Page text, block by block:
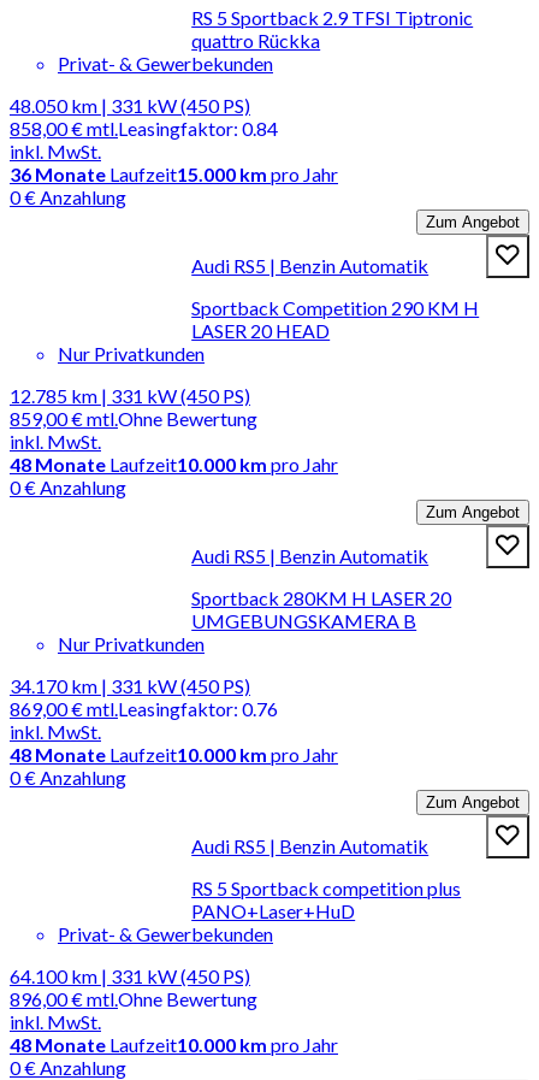
RS 5 Sportback 2.9 TFSI Tiptronic
quattro Rückka
Privat- & Gewerbekunden
48.050 km | 331 kW (450 PS)
858,00 €mtl.
inkl. MwSt.
Leasingfaktor: 0.84
36 Monate Laufzeit15.000 km pro Jahr
0 € Anzahlung
Zum Angebot
Audi RS5 | Benzin Automatik
Sportback Competition 290 KM H
LASER 20 HEAD
Nur Privatkunden
12.785 km | 331 kW (450 PS)
859,00 €mtl.
inkl. MwSt.
Ohne Bewertung
48 Monate Laufzeit10.000 km pro Jahr
0 € Anzahlung
Zum Angebot
Audi RS5 | Benzin Automatik
Sportback 280KM H LASER 20
UMGEBUNGSKAMERA B
Nur Privatkunden
34.170 km | 331 kW (450 PS)
869,00 €mtl.
inkl. MwSt.
Leasingfaktor: 0.76
48 Monate Laufzeit10.000 km pro Jahr
0 € Anzahlung
Zum Angebot
Audi RS5 | Benzin Automatik
RS 5 Sportback competition plus
PANO+Laser+HuD
Privat- & Gewerbekunden
64.100 km | 331 kW (450 PS)
896,00 €mtl.
inkl. MwSt.
Ohne Bewertung
48 Monate Laufzeit10.000 km pro Jahr
0 € Anzahlung